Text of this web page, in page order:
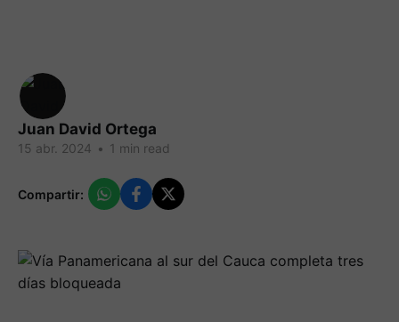
Juan David Ortega
15 abr. 2024 • 1 min read
Compartir: